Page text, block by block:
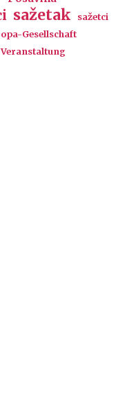
sažetak
sažetci
Gesellschaft
Veranstaltung